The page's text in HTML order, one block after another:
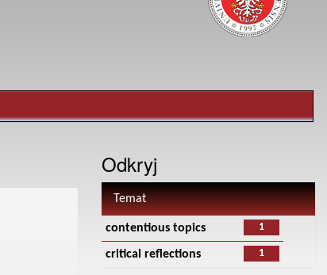
Odkryj
Temat
1
contentious topics
1
critical reflections